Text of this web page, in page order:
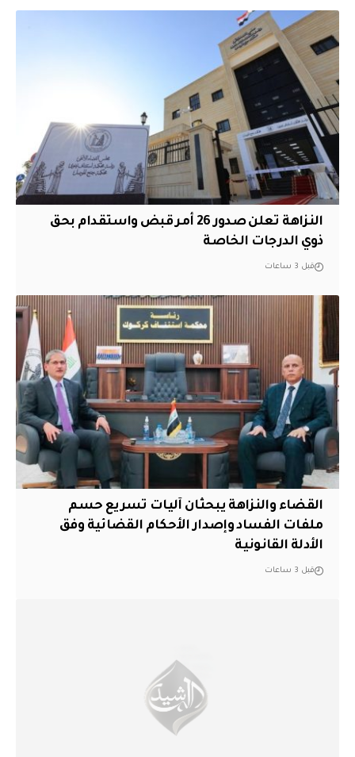
النزاهة تعلن صدور 26 أمر قبض واستقدام بحق
ذوي الدرجات الخاصة
قبل 3 ساعات
القضاء والنزاهة يبحثان آليات تسريع حسم
ملفات الفساد وإصدار الأحكام القضائية وفق
الأدلة القانونية
قبل 3 ساعات